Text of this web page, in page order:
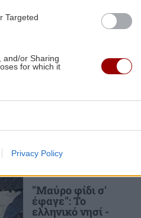
Targeted
and/or Sharing
for which it
Privacy Policy
2026:
11:07
11:00
"Μαύρο φίδι σ'
έφαγε": Το
ελληνικό νησί -